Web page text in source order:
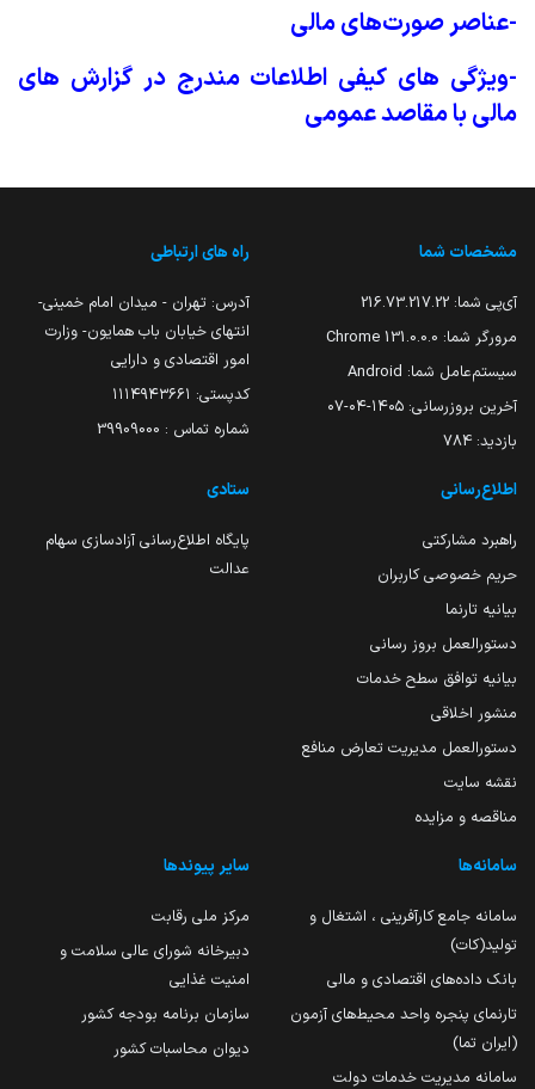
-عناصر صورت‌های مالی
-ویژگی های کیفی اطلاعات مندرج در گزارش های
مالی با مقاصد عمومی
مشخصات شما
آی‌پی شما: 216.73.217.22
مرورگر شما: 131.0.0.0 Chrome
سیستم‌عامل شما: Android
آخرین بروزرسانی: ۱۴۰۵-۰۴-۰۷
بازدید: 784
راه های ارتباطی
آدرس: تهران - میدان امام خمینی-
انتهای خیابان باب همایون- وزارت
امور اقتصادی و دارایی
کدپستی: ۱۱۱۴۹۴۳۶۶۱
شماره تماس : 39909000
اطلاع‌رسانی
راهبرد مشارکتی
حریم خصوصی کاربران
بیانیه تارنما
دستورالعمل بروز رسانی
بیانیه توافق سطح خدمات
منشور اخلاقی
دستورالعمل مدیریت تعارض منافع
نقشه سایت
مناقصه و مزایده
ستادی
پایگاه اطلاع‌رسانی آزادسازی سهام
عدالت
سامانه‌ها
سامانه جامع کارآفرینی ، اشتغال و
تولید(کات)
بانک داده‌های اقتصادی و مالی
تارنمای پنجره واحد محیط‌های آزمون
(ایران تما)
سامانه مدیریت خدمات دولت
سایر پیوندها
مرکز ملی رقابت
دبیرخانه شورای عالی سلامت و
امنیت غذایی
سازمان برنامه بودجه کشور
دیوان محاسبات کشور